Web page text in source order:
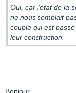
Oui, car l'état de la
ne nous semblait
couple qui est
leur construction.
Bonjour